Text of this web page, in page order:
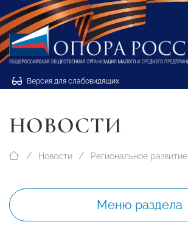
Версия для слабовидящих
НОВОСТИ
Новости Региональное развитие
Меню раздела